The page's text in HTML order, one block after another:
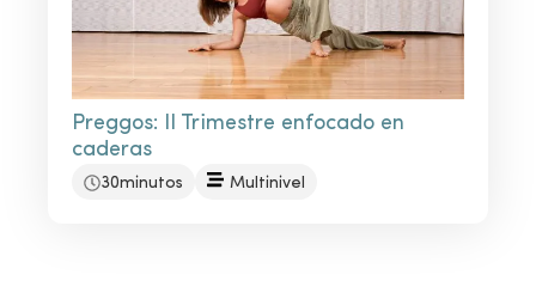
Preggos: II Trimestre enfocado en
caderas
30minutos Multinivel